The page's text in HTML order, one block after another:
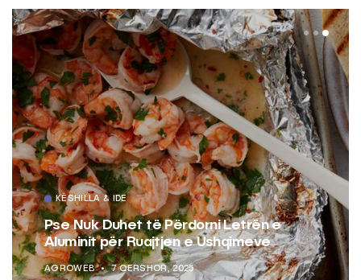
KËSHILLA & IDE
Pse Nuk Duhet të Përdorni Letrën e
Aluminit për Ruajtjen e Ushqimeve
AGROWEB 7 QERSHOR, 2025